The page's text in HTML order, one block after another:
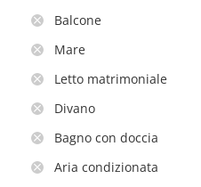
Balcone
Mare
Letto matrimoniale
Divano
Bagno con doccia
Aria condizionata